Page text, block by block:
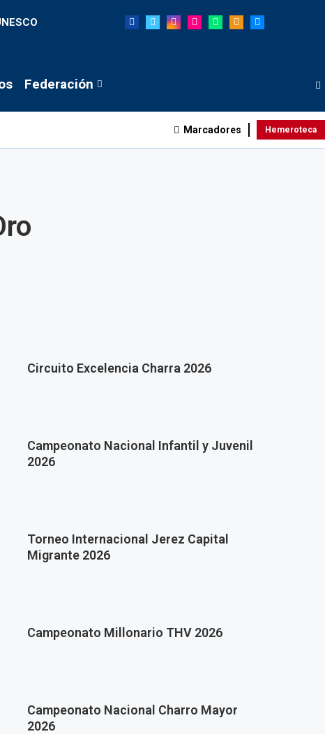
Federación
Marcadores Hemeroteca
Circuito Excelencia Charra 2026
Campeonato Nacional Infantil y Juvenil
2026
Torneo Internacional Jerez Capital
Migrante 2026
Campeonato Millonario THV 2026
Campeonato Nacional Charro Mayor
2026